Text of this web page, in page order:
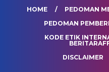
HOME PEDOMAN
PEDOMAN
KODE ETIK
DISCLAIMER